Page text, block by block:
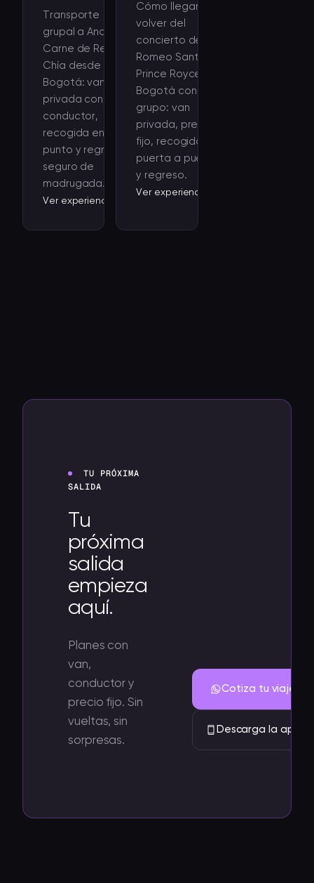
Transporte
grupal a Andrés
Carne de Res en
Chía desde
Bogotá: van
privada con
conductor,
recogida en tu
punto y regreso
seguro de
madrugada.
Ver experiencia
Cómo llegar y
volver del
concierto de
Romeo Santos y
Prince Royce en
Bogotá con tu
grupo: van
privada, precio
fijo, recogida
puerta a puerta
y regreso.
Ver experiencia
TU PRÓXIMA
SALIDA
Tu
próxima
salida
empieza
aquí.
Planes con
van,
conductor y
precio fijo. Sin
vueltas, sin
sorpresas.
Cotiza tu viaje
Descarga la app